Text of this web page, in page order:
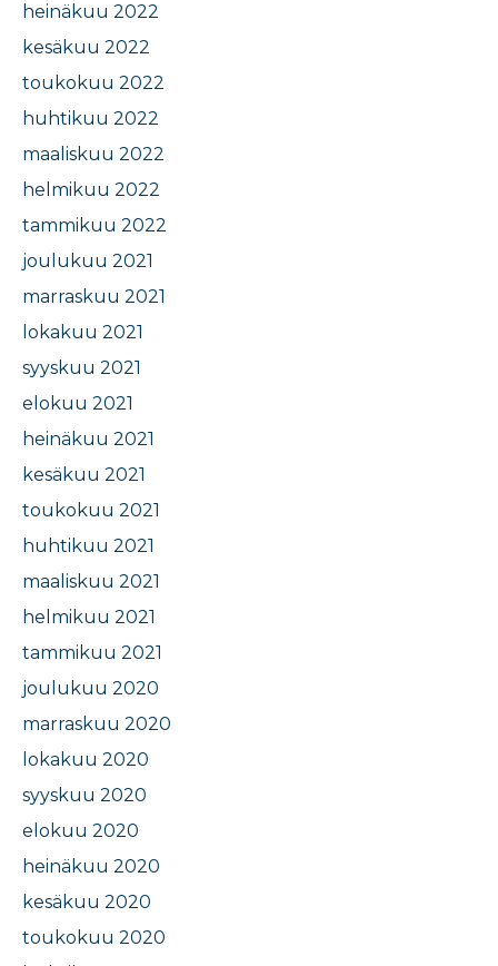
heinäkuu 2022
kesäkuu 2022
toukokuu 2022
huhtikuu 2022
maaliskuu 2022
helmikuu 2022
tammikuu 2022
joulukuu 2021
marraskuu 2021
lokakuu 2021
syyskuu 2021
elokuu 2021
heinäkuu 2021
kesäkuu 2021
toukokuu 2021
huhtikuu 2021
maaliskuu 2021
helmikuu 2021
tammikuu 2021
joulukuu 2020
marraskuu 2020
lokakuu 2020
syyskuu 2020
elokuu 2020
heinäkuu 2020
kesäkuu 2020
toukokuu 2020